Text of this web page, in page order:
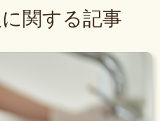
関する記事